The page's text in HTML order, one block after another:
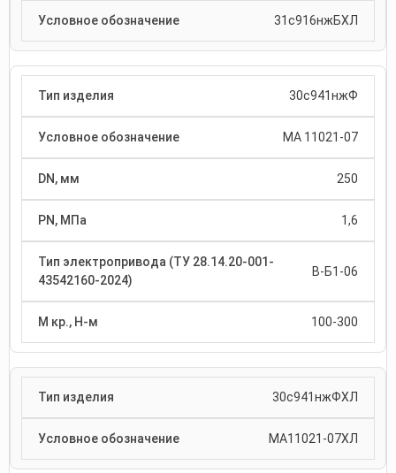
31с916нжБХЛ
30с941нжФ
МА 11021-07
250
1,6
В-Б1-06
100-300
30с941нжФХЛ
МА11021-07ХЛ